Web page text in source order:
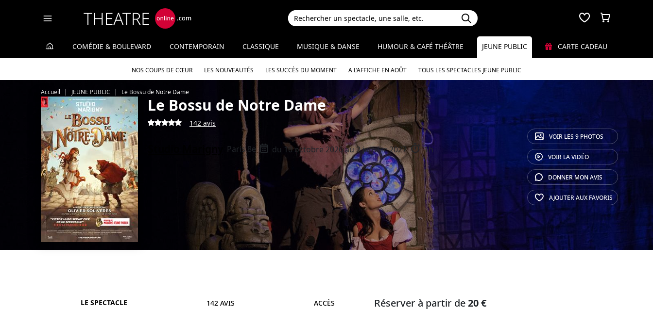
COMÉDIE & BOULEVARD CONTEMPORAIN CLASSIQUE MUSIQUE & DANSE HUMOUR & CAFÉ THÉÂTRE JEUNE PUBLIC
NOS COUPS DE CŒUR LES NOUVEAUTÉS LES SUCCÈS DU MOMENT A L’AFFICHE EN AOÛT TOUS LES SPECTACLES JEUNE PUBLIC
CARTE CADEAU
Accueil JEUNE PUBLIC Le Bossu de Notre Dame
Le Bossu de Notre Dame
142 avis
Paris 8e du 10 octobre 2026 au 2 janvier 2027 1h
VOIR LES 9 PHOTOS
VOIR LAVIDÉO
DONNER MONAVIS
AJOUTER AUX FAVORIS
LE SPECTACLE 142 AVIS ACCÈS Réserver à partir de20 €